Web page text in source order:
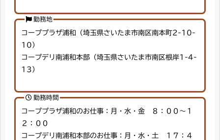
勤務地
コーププラザ浦和（埼玉県さいたま市南区南本町2-10-
10）
コープデリ南浦和本部（埼玉県さいたま市南区根岸1-4-
13）
勤務時間
コーププラザ浦和のお仕事：月・水・金 ８：００～１
２：００
コープデリ南浦和本部のお仕事：月・水・土 １７：４